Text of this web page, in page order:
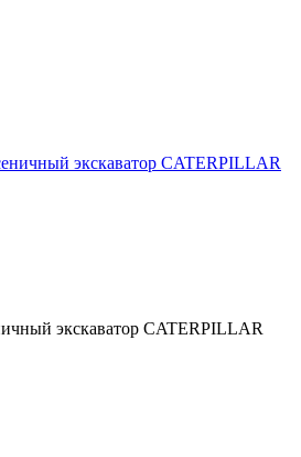
экскаватор CATERPILLAR